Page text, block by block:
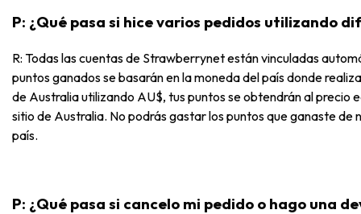
P: ¿Qué pasa si hice varios pedidos utilizando
R: Todas las cuentas de Strawberrynet están vinculadas
puntos ganados se basarán en la moneda del país donde
de Australia utilizando AU$, tus puntos se obtendrán al precio
sitio de Australia. No podrás gastar los puntos que ganaste de
país.
P: ¿Qué pasa si cancelo mi pedido o hago una